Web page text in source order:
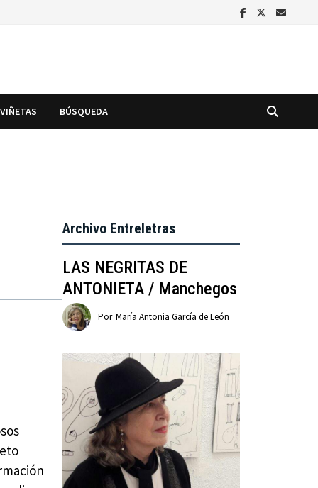
VIÑETAS BÚSQUEDA
Archivo Entreletras
LAS NEGRITAS DE
ANTONIETA / Manchegos
Por María Antonia García de León